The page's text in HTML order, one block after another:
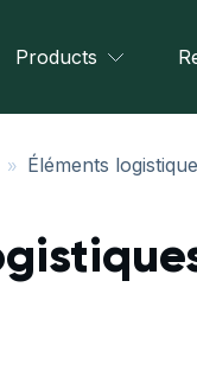
Products
» Éléments